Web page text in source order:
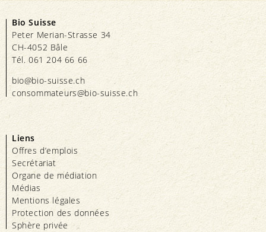
Bio Suisse
Peter Merian-Strasse 34
CH-4052 Bâle
Tél. 061 204 66 66
bio@bio-suisse.ch
consommateurs@bio-suisse.ch
Liens
Offres d’emplois
Secrétariat
Organe de médiation
Médias
Mentions légales
Protection des données
Sphère privée